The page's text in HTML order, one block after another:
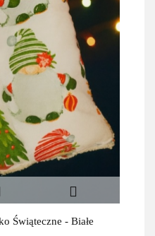
Świąteczne - Białe